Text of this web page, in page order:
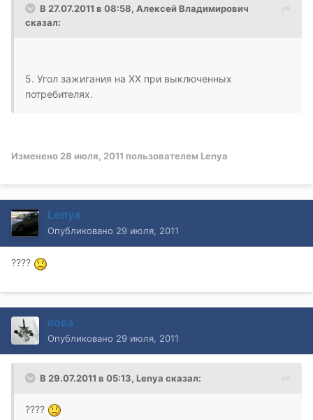
В 27.07.2011 в 08:58, Алексей Владимирович
сказал:
5. Угол зажигания на ХХ при выключенных
потребителях.
Изменено 28 июля, 2011 пользователем Lenya
Lenya
Опубликовано 29 июля, 2011
????
вова
Опубликовано 29 июля, 2011
В 29.07.2011 в 05:13, Lenya сказал:
????